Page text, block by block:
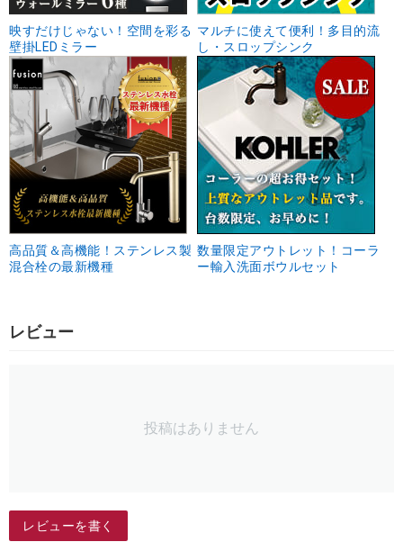
映すだけじゃない！空間を彩る
壁掛LEDミラー
マルチに使えて便利！多目的流
し・スロップシンク
高品質＆高機能！ステンレス製
混合栓の最新機種
数量限定アウトレット！コーラ
ー輸入洗面ボウルセット
レビュー
投稿はありません
レビューを書く